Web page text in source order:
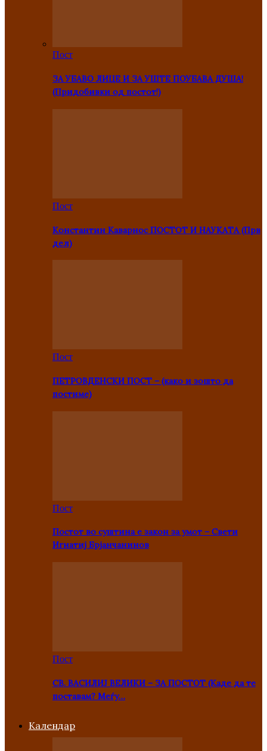
Пост
ЗА УБАВО ЛИЦЕ И ЗА УШТЕ ПОУБАВА ДУША!
(Придобивки од постот!)
Пост
Константин Каварнос ПОСТОТ И НАУКАТА (Прв
дел)
Пост
ПЕТРОВДЕНСКИ ПОСТ – (како и зошто да
постиме)
Пост
Постот во суштина е закон за умот – Свети
Игнатиј Брјанчанинов
Пост
СВ. ВАСИЛИЈ ВЕЛИКИ – ЗА ПОСТОТ (Каде да те
поставам? Меѓу…
Kалендар